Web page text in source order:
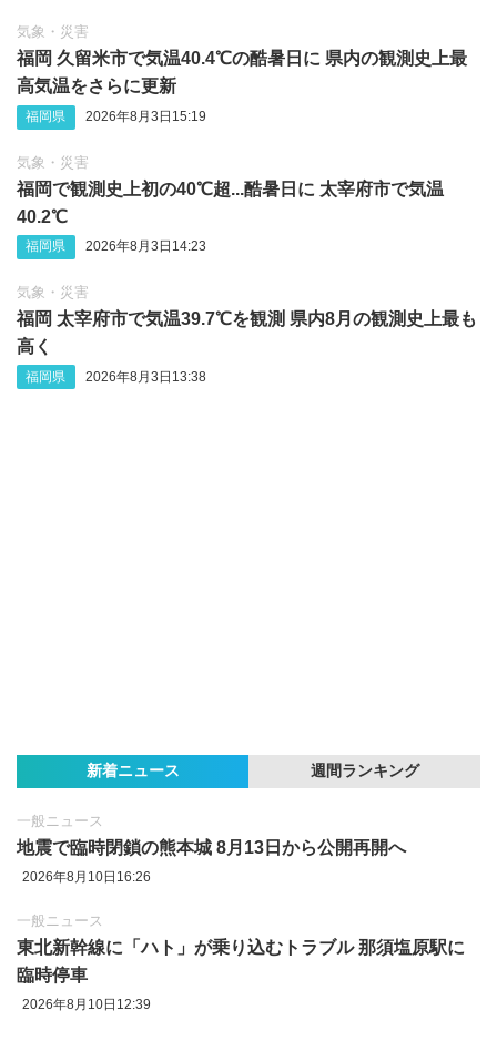
気象・災害
福岡 久留米市で気温40.4℃の酷暑日に 県内の観測史上最
高気温をさらに更新
福岡県 2026年8月3日15:19
気象・災害
福岡で観測史上初の40℃超...酷暑日に 太宰府市で気温
40.2℃
福岡県 2026年8月3日14:23
気象・災害
福岡 太宰府市で気温39.7℃を観測 県内8月の観測史上最も
高く
福岡県 2026年8月3日13:38
新着ニュース 週間ランキング
一般ニュース
地震で臨時閉鎖の熊本城 8月13日から公開再開へ
2026年8月10日16:26
一般ニュース
東北新幹線に「ハト」が乗り込むトラブル 那須塩原駅に
臨時停車
2026年8月10日12:39